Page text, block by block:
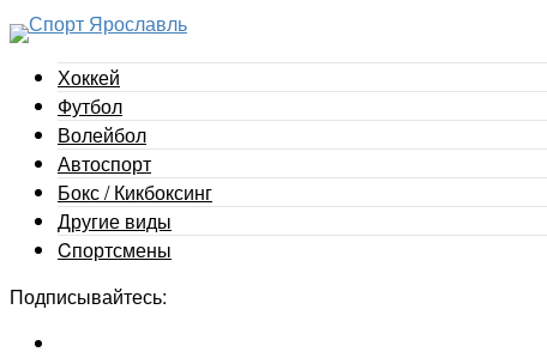
Хоккей
Футбол
Волейбол
Автоспорт
Бокс / Кикбоксинг
Другие виды
Cпортсмены
Подписывайтесь: